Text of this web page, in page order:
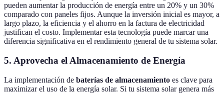
pueden aumentar la producción de energía entre un 20% y un 30%
comparado con paneles fijos. Aunque la inversión inicial es mayor, a
largo plazo, la eficiencia y el ahorro en la factura de electricidad
justifican el costo. Implementar esta tecnología puede marcar una
diferencia significativa en el rendimiento general de tu sistema solar.
5. Aprovecha el Almacenamiento de Energía
La implementación de baterías de almacenamiento es clave para
maximizar el uso de la energía solar. Si tu sistema solar genera más